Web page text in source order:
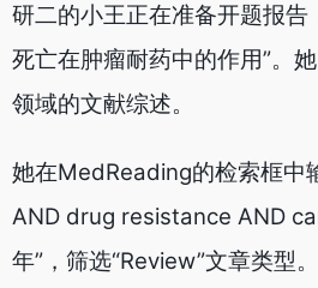
研二的小王正在准备开题报告
死亡在肿瘤耐药中的作用”。
领域的文献综述。
她在MedReading的检索框中
AND drug resistance AND
年”，筛选“Review”文章类型